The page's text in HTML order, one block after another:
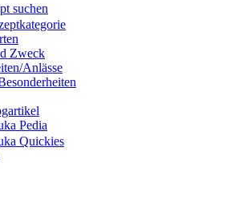
DIY Beautyblog
suchen
Zweck
Anlässe
Pedia
Quickies